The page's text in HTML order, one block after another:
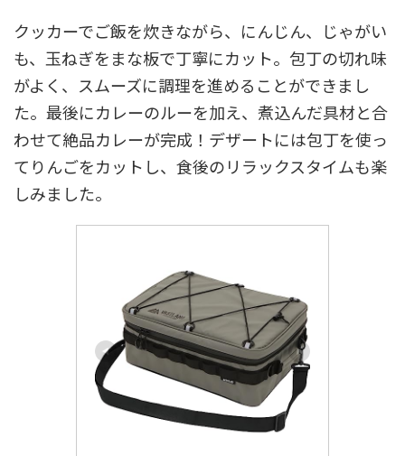
クッカーでご飯を炊きながら、にんじん、じゃがい
も、玉ねぎをまな板で丁寧にカット。包丁の切れ味
がよく、スムーズに調理を進めることができまし
た。最後にカレーのルーを加え、煮込んだ具材と合
わせて絶品カレーが完成！デザートには包丁を使っ
てりんごをカットし、食後のリラックスタイムも楽
しみました。